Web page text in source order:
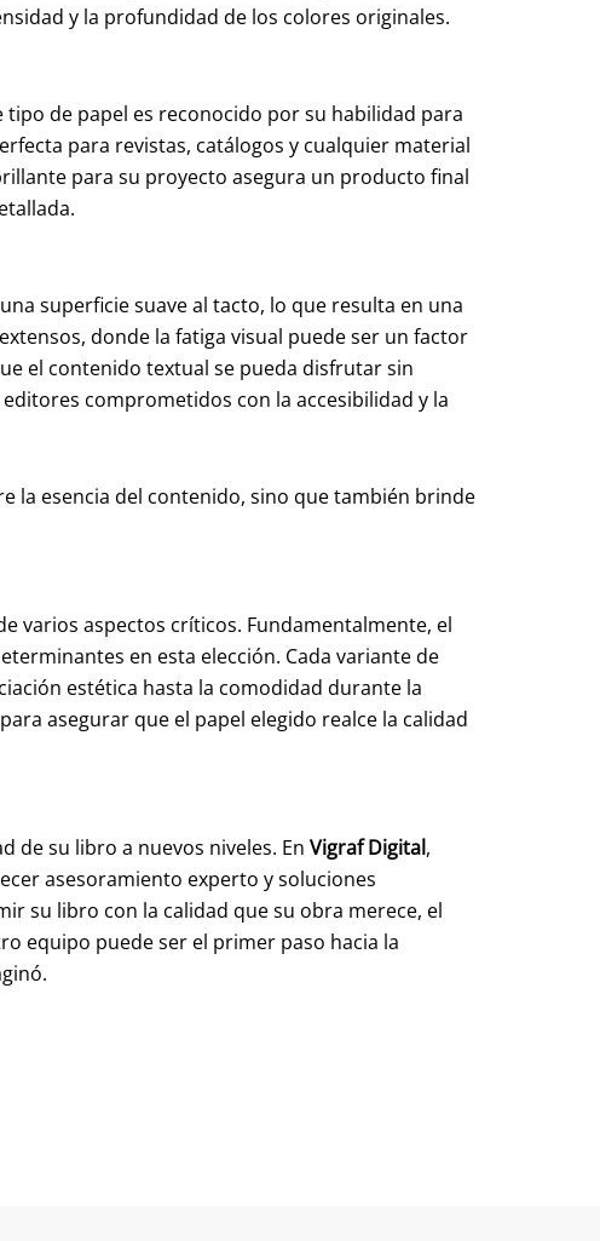
y la profundidad de los colores originales.
de papel es reconocido por su habilidad para
para revistas, catálogos y cualquier material
para su proyecto asegura un producto final
superficie suave al tacto, lo que resulta en una
donde la fatiga visual puede ser un factor
el contenido textual se pueda disfrutar sin
comprometidos con la accesibilidad y la
la esencia del contenido, sino que también brinde
varios aspectos críticos. Fundamentalmente, el
en esta elección. Cada variante de
estética hasta la comodidad durante la
asegurar que el papel elegido realce la calidad
de su libro a nuevos niveles. En Vigraf Digital,
asesoramiento experto y soluciones
su libro con la calidad que su obra merece, el
equipo puede ser el primer paso hacia la